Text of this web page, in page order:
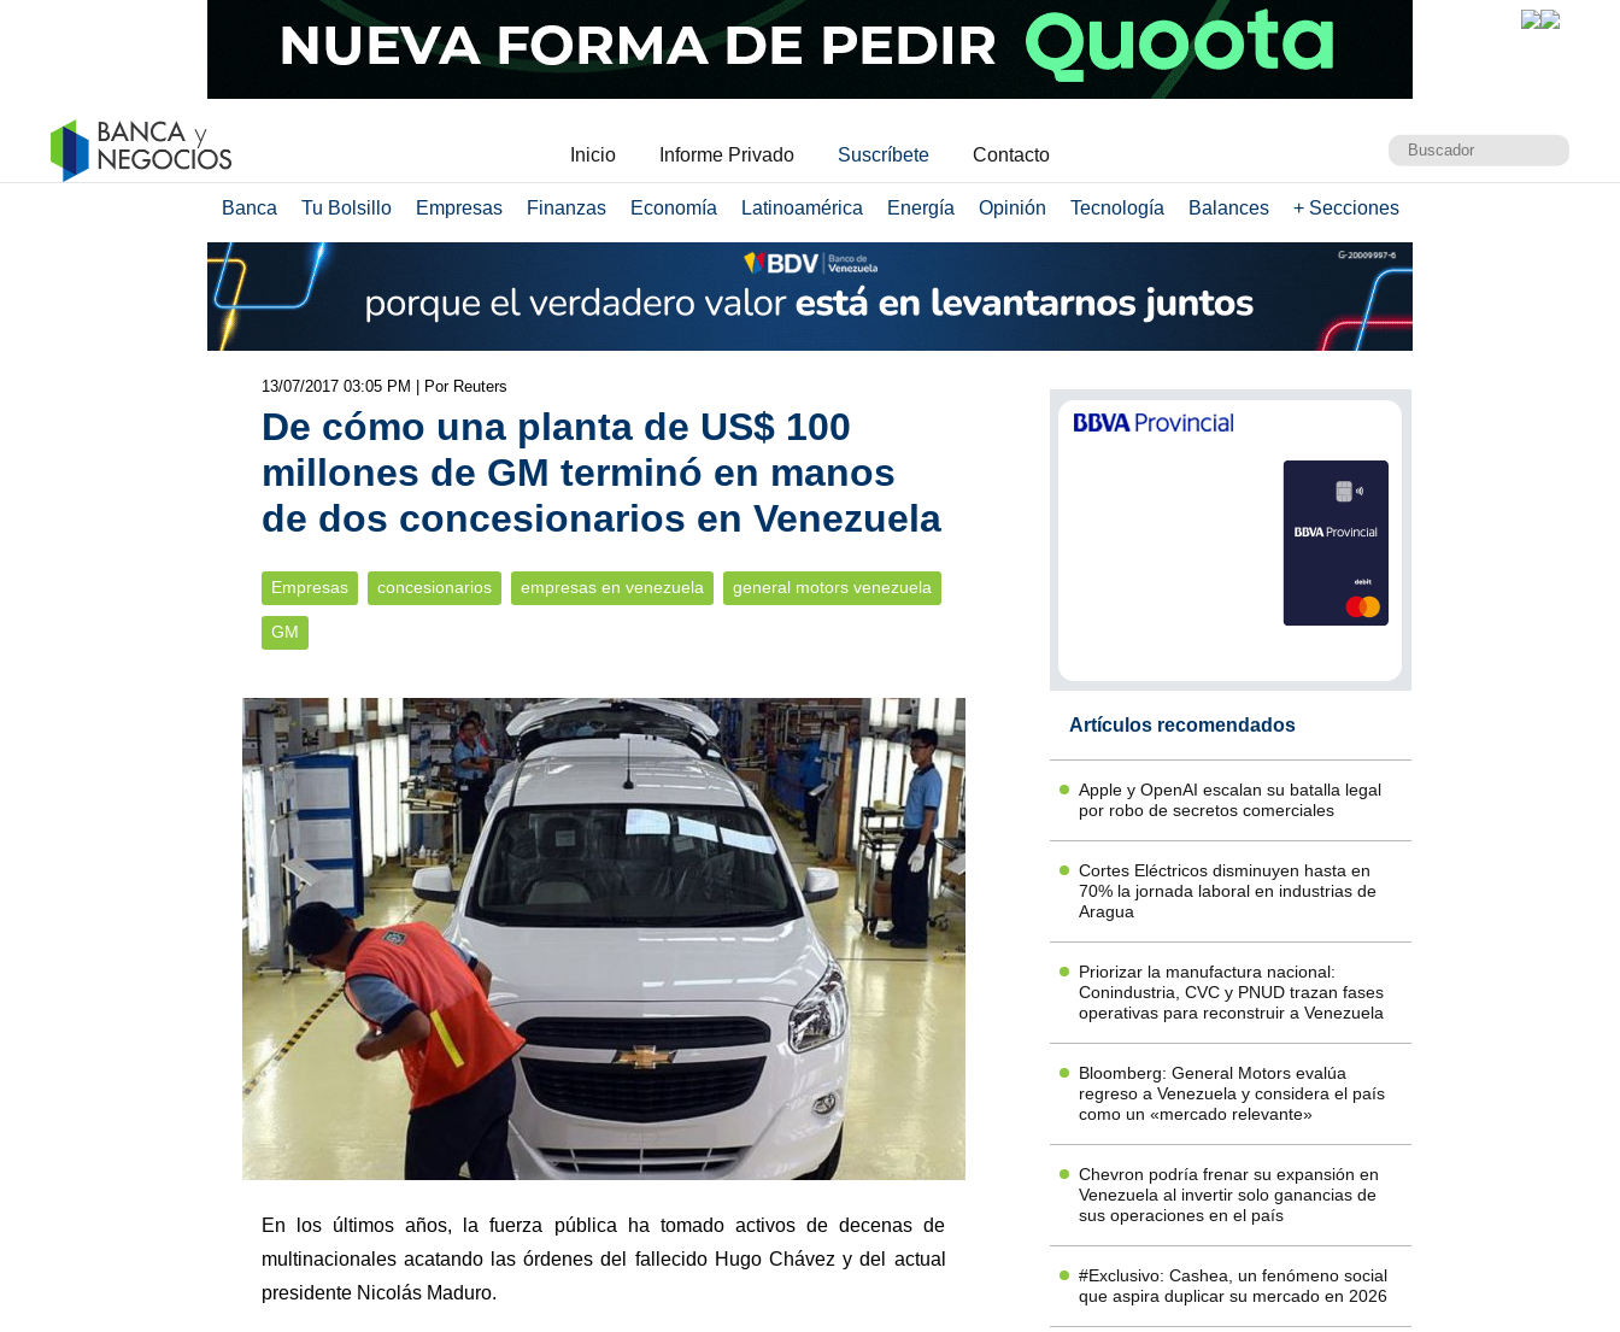
Inicio Informe Privado Suscríbete Contacto
Banca Tu Bolsillo Empresas Finanzas Economía Latinoamérica Energía Opinión Tecnología Balances + Secciones
13/07/2017 03:05 PM | Por Reuters
De cómo una planta de US$ 100
millones de GM terminó en manos
de dos concesionarios en Venezuela
Empresas concesionarios empresas en venezuela general motors venezuela
GM
En los últimos años, la fuerza pública ha tomado activos de decenas de
multinacionales acatando las órdenes del fallecido Hugo Chávez y del actual
presidente Nicolás Maduro.
Artículos recomendados
Apple y OpenAI escalan su batalla legal
por robo de secretos comerciales
Cortes Eléctricos disminuyen hasta en
70% la jornada laboral en industrias de
Aragua
Priorizar la manufactura nacional:
Conindustria, CVC y PNUD trazan fases
operativas para reconstruir a Venezuela
Bloomberg: General Motors evalúa
regreso a Venezuela y considera el país
como un «mercado relevante»
Chevron podría frenar su expansión en
Venezuela al invertir solo ganancias de
sus operaciones en el país
#Exclusivo: Cashea, un fenómeno social
que aspira duplicar su mercado en 2026